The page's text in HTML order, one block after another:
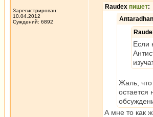
Зарегистрирован:
10.04.2012
Суждений: 6892
Raudex пишет:
Если
Жаль, что
остается
А мне то как